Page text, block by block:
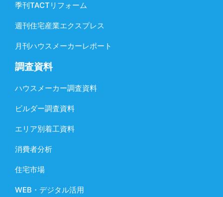
季刊TACTリフォーム
週刊住宅産業エクスプレス
月刊ハウスメーカーレポート
調査資料
ハウスメーカー調査資料
ビルダー調査資料
エリア別着工資料
消費者分析
住宅市場
WEB・デジタル活用